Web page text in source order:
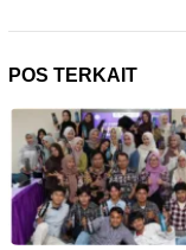
POS TERKAIT